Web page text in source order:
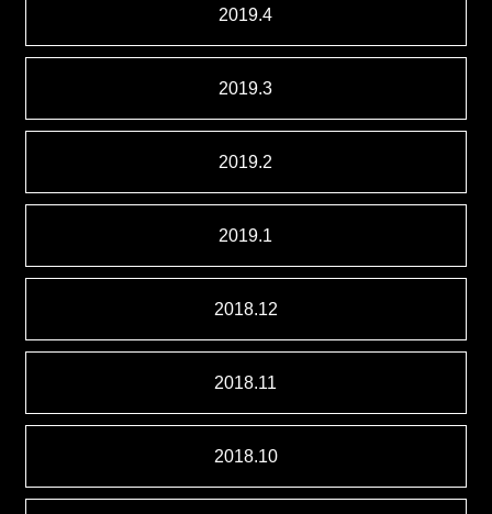
2019.4
2019.3
2019.2
2019.1
2018.12
2018.11
2018.10